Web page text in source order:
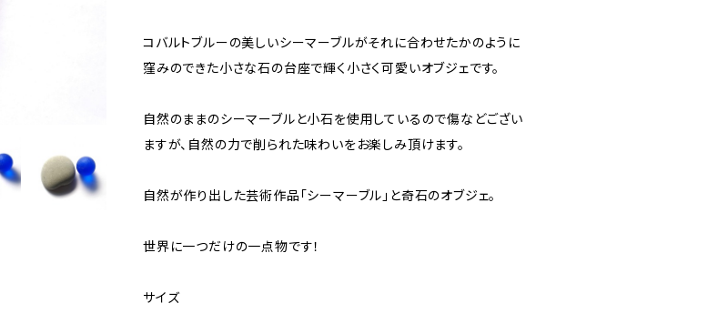
コバルトブルーの美しいシーマーブルがそれに合わせたかのように
窪みのできた小さな石の台座で輝く小さく可愛いオブジェです。
自然のままのシーマーブルと小石を使用しているので傷などござい
ますが、自然の力で削られた味わいをお楽しみ頂けます。
自然が作り出した芸術作品「シーマーブル」と奇石のオブジェ。
世界に一つだけの一点物です！
サイズ